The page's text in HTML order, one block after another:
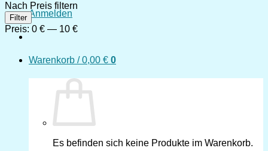
Anmelden
Warenkorb /0,00 € 0
Es befinden sich keine Produkte im Warenkorb.
Nach Preis filtern
Min.
Preis
Max.
Preis
Filter
Preis: 0 € — 10 €